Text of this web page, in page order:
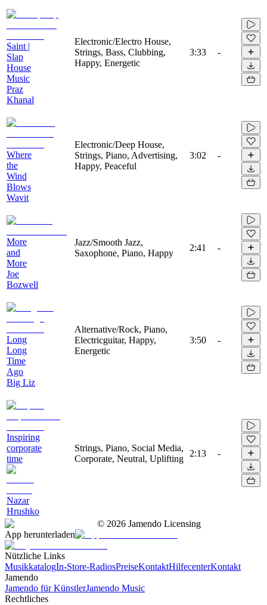
Saint |
Slap
House
Music
Praz
Khanal
Electronic/Electro House,
Strings, Bass, Clubbing,
Happy, Energetic
3:33 -
Where
the
Wind
Blows
Wavit
Electronic/Deep House,
Strings, Piano, Advertising,
Happy, Peaceful
3:02 -
More
and
More
Joe
Bozwell
Jazz/Smooth Jazz,
Saxophone, Piano, Happy
2:41 -
Long
Long
Time
Ago
Big Liz
Alternative/Rock, Piano,
Electricguitar, Happy,
Energetic
3:50 -
Inspiring
corporate
time
Nazar
Hrushko
Strings, Piano, Social Media,
Corporate, Neutral, Uplifting
2:13 -
© 2026 Jamendo Licensing
App herunterladen
Nützliche Links
MusikkatalogIn-Store-RadiosPreiseKontaktHilfecenterKontakt
Jamendo
Jamendo für KünstlerJamendo Music
Rechtliches